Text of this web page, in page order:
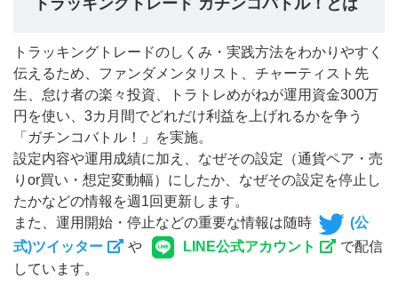
トラッキングトレード ガチンコバトル！とは
トラッキングトレードのしくみ・実践方法をわかりやすく
伝えるため、ファンダメンタリスト、チャーティスト先
生、怠け者の楽々投資、トラトレめがねが運用資金300万
円を使い、3カ月間でどれだけ利益を上げれるかを争う
「ガチンコバトル！」を実施。
設定内容や運用成績に加え、なぜその設定（通貨ペア・売
りor買い・想定変動幅）にしたか、なぜその設定を停止し
たかなどの情報を週1回更新します。
また、運用開始・停止などの重要な情報は随時
(公
式)ツイッター
や LINE公式アカウント
で配信
しています。